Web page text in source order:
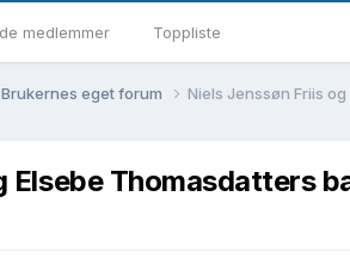
medlemmer Toppliste
Brukernes eget forum Niels Jenssøn Friis
Elsebe Thomasdatters